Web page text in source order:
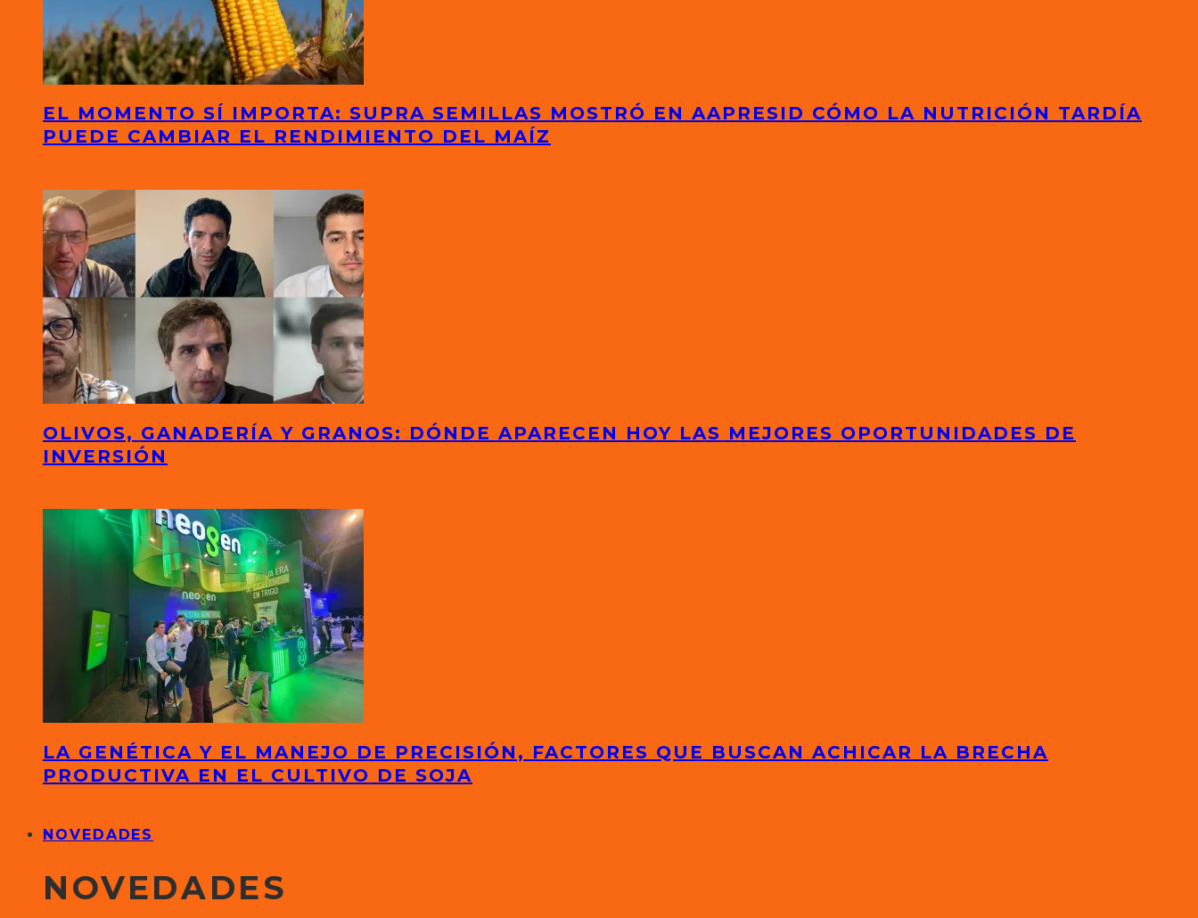
EL MOMENTO SÍ IMPORTA: SUPRA SEMILLAS MOSTRÓ EN AAPRESID CÓMO LA NUTRICIÓN TARDÍA
PUEDE CAMBIAR EL RENDIMIENTO DEL MAÍZ
OLIVOS, GANADERÍA Y GRANOS: DÓNDE APARECEN HOY LAS MEJORES OPORTUNIDADES DE
INVERSIÓN
LA GENÉTICA Y EL MANEJO DE PRECISIÓN, FACTORES QUE BUSCAN ACHICAR LA BRECHA
PRODUCTIVA EN EL CULTIVO DE SOJA
NOVEDADES
NOVEDADES